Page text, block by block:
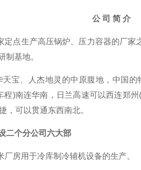
公 司 简 介
定点生产高压锅炉、压力容器的厂
制基地。
天宝、人杰地灵的中原腹地，中国的
程)南连华南，日兰高速可以西连郑
，可以贯通东西南北。
二个分公司 六大部
厂房用于冷库制冷辅机设备的生产。